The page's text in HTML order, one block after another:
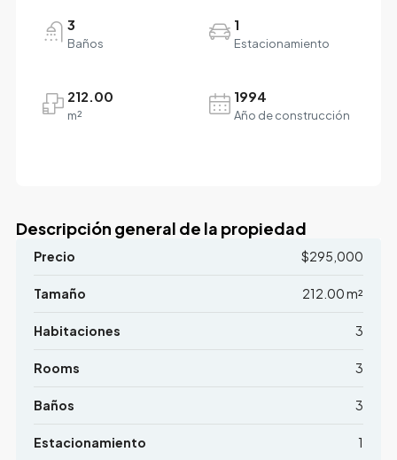
3
Baños
1
Estacionamiento
212.00
m²
1994
Año de construcción
Descripción general de la propiedad
Precio $295,000
Tamaño 212.00 m²
Habitaciones 3
Rooms 3
Baños 3
Estacionamiento 1